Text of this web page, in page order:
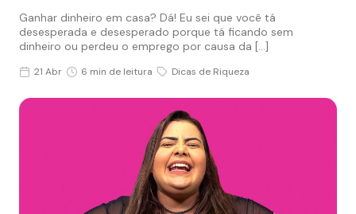
Ganhar dinheiro em casa? Dá! Eu sei que você tá
desesperada e desesperado porque tá ficando sem
dinheiro ou perdeu o emprego por causa da […]
21 Abr 6 min de leitura Dicas de Riqueza